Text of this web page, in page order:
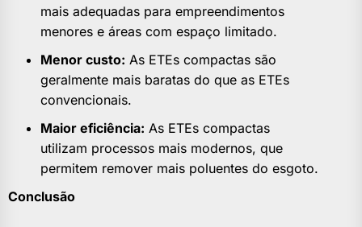
mais adequadas para empreendimentos
menores e áreas com espaço limitado.
Menor custo: As ETEs compactas são
geralmente mais baratas do que as ETEs
convencionais.
Maior eficiência: As ETEs compactas
utilizam processos mais modernos, que
permitem remover mais poluentes do esgoto.
Conclusão